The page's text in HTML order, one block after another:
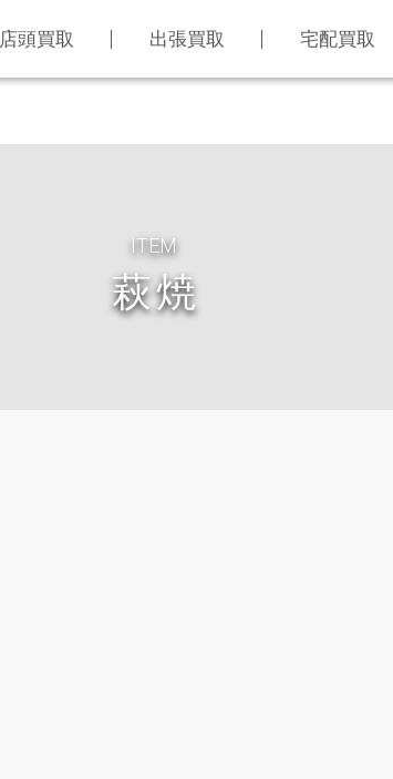
店頭買取 出張買取 宅配買取
ITEM
萩焼